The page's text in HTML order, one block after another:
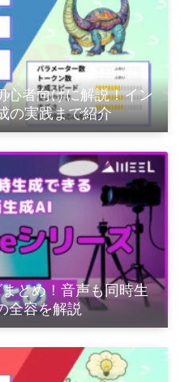
心者向けに解説！イン
の実践まで紹介
とめ！音声も同時生
全容を解説